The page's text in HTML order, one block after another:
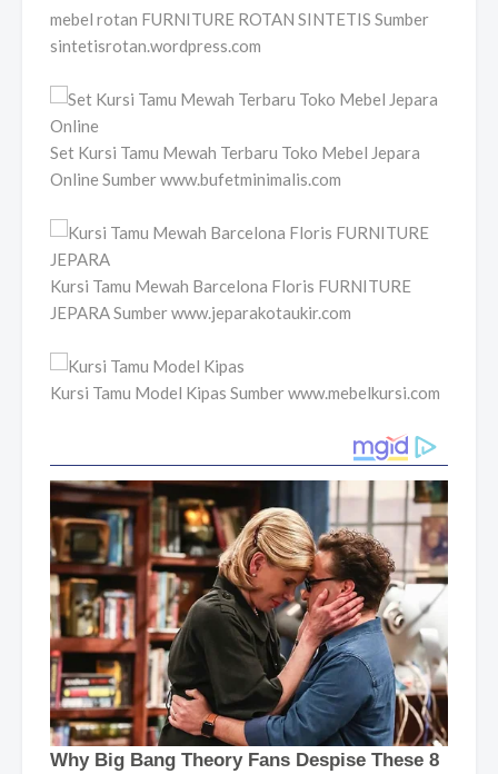
mebel rotan FURNITURE ROTAN SINTETIS Sumber
sintetisrotan.wordpress.com
Set Kursi Tamu Mewah Terbaru Toko Mebel Jepara
Online Sumber www.bufetminimalis.com
Kursi Tamu Mewah Barcelona Floris FURNITURE
JEPARA Sumber www.jeparakotaukir.com
Kursi Tamu Model Kipas Sumber www.mebelkursi.com